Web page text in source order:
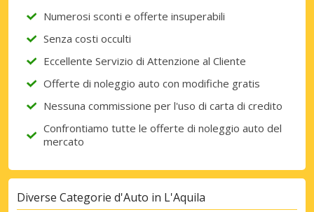
Numerosi sconti e offerte insuperabili
Senza costi occulti
Eccellente Servizio di Attenzione al Cliente
Offerte di noleggio auto con modifiche gratis
Nessuna commissione per l'uso di carta di credito
Confrontiamo tutte le offerte di noleggio auto del
mercato
Diverse Categorie d'Auto in L'Aquila